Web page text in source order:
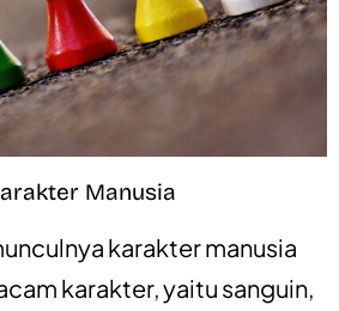
Manusia
karakter manusia
karakter, yaitu sanguin,